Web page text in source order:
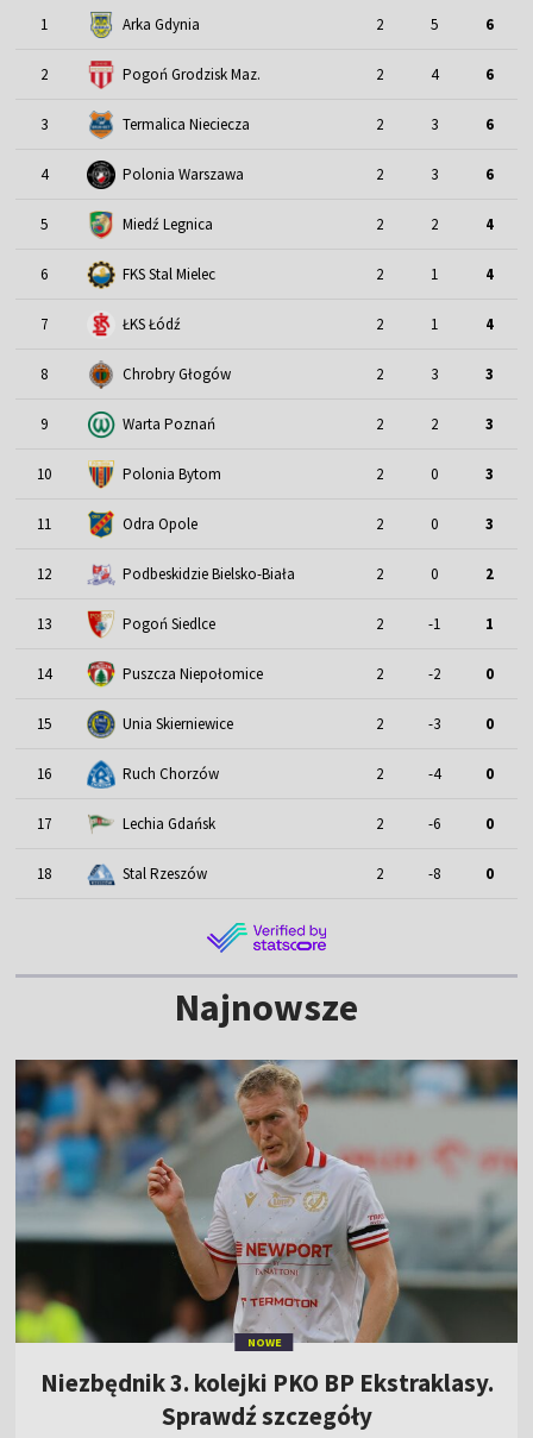
1 Arka Gdynia 2 5 6
2 Pogoń Grodzisk Maz. 2 4 6
3 Termalica Nieciecza 2 3 6
4 Polonia Warszawa 2 3 6
5 Miedź Legnica 2 2 4
6 FKS Stal Mielec 2 1 4
7 ŁKS Łódź 2 1 4
8 Chrobry Głogów 2 3 3
9 Warta Poznań 2 2 3
10 Polonia Bytom 2 0 3
11 Odra Opole 2 0 3
12 Podbeskidzie Bielsko-Biała 2 0 2
13 Pogoń Siedlce 2 -1 1
14 Puszcza Niepołomice 2 -2 0
15 Unia Skierniewice 2 -3 0
16 Ruch Chorzów 2 -4 0
17 Lechia Gdańsk 2 -6 0
18 Stal Rzeszów 2 -8 0
Najnowsze
NOWE
Niezbędnik 3. kolejki PKO BP Ekstraklasy.
Sprawdź szczegóły